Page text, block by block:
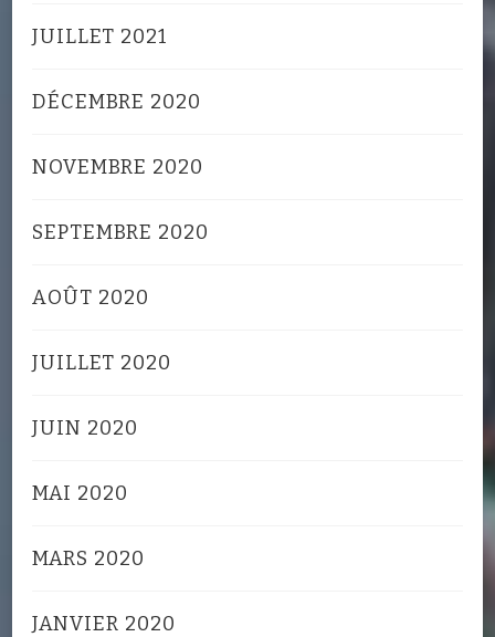
JUILLET 2021
DÉCEMBRE 2020
NOVEMBRE 2020
SEPTEMBRE 2020
AOÛT 2020
JUILLET 2020
JUIN 2020
MAI 2020
MARS 2020
JANVIER 2020